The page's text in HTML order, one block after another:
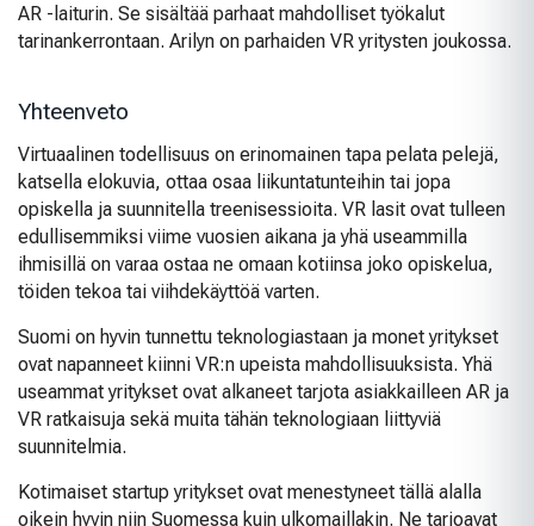
AR -laiturin. Se sisältää parhaat mahdolliset työkalut
tarinankerrontaan. Arilyn on parhaiden VR yritysten joukossa.
Yhteenveto
Virtuaalinen todellisuus on erinomainen tapa pelata pelejä,
katsella elokuvia, ottaa osaa liikuntatunteihin tai jopa
opiskella ja suunnitella treenisessioita. VR lasit ovat tulleen
edullisemmiksi viime vuosien aikana ja yhä useammilla
ihmisillä on varaa ostaa ne omaan kotiinsa joko opiskelua,
töiden tekoa tai viihdekäyttöä varten.
Suomi on hyvin tunnettu teknologiastaan ja monet yritykset
ovat napanneet kiinni VR:n upeista mahdollisuuksista. Yhä
useammat yritykset ovat alkaneet tarjota asiakkailleen AR ja
VR ratkaisuja sekä muita tähän teknologiaan liittyviä
suunnitelmia.
Kotimaiset startup yritykset ovat menestyneet tällä alalla
oikein hyvin niin Suomessa kuin ulkomaillakin. Ne tarjoavat